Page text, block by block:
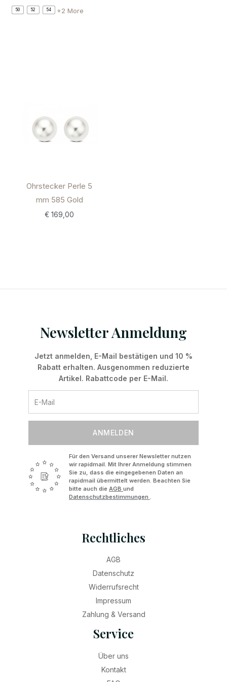
50 52 54 +2 More
Ohrstecker Perle 5
mm 585 Gold
€ 169,00
Newsletter Anmeldung
Jetzt anmelden, E-Mail bestätigen und 10 %
Rabatt erhalten. Ausgenommen reduzierte
Artikel. Rabattcode per E-Mail.
ANMELDEN
Für den Versand unserer Newsletter nutzen
wir rapidmail. Mit Ihrer Anmeldung stimmen
Sie zu, dass die eingegebenen Daten an
rapidmail übermittelt werden. Beachten Sie
bitte auch die AGB und
Datenschutzbestimmungen
Rechtliches
AGB
Datenschutz
Widerrufsrecht
Impressum
Zahlung & Versand
Service
Über uns
Kontakt